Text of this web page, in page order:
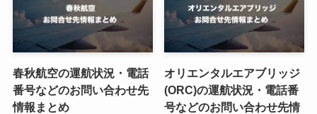
春秋航空の運航状況・電話
番号などのお問い合わせ先
情報まとめ
オリエンタルエアブリッジ
(ORC)の運航状況・電話番
号などのお問い合わせ先情